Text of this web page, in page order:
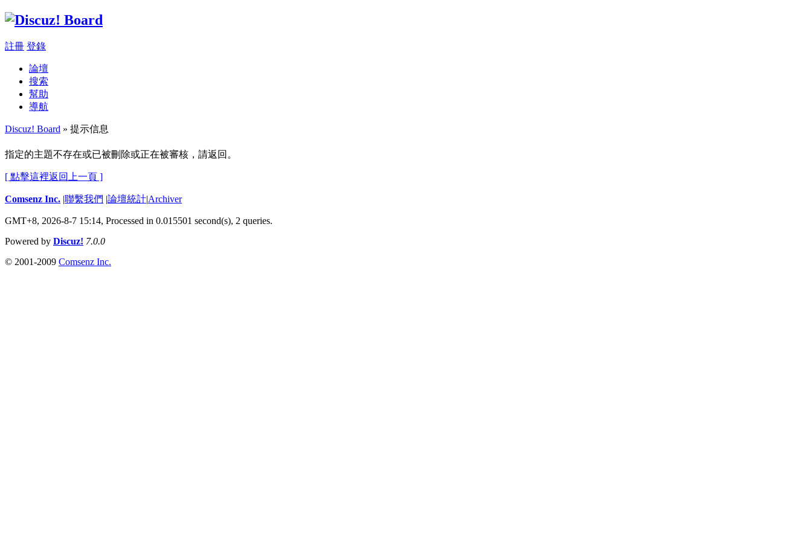
註冊 登錄
論壇
搜索
幫助
導航
Discuz! Board » 提示信息
指定的主題不存在或已被刪除或正在被審核，請返回。
[ 點擊這裡返回上一頁 ]
Comsenz Inc. |聯繫我們 |論壇統計|Archiver
GMT+8, 2026-8-7 15:14, Processed in 0.015501 second(s), 2 queries.
Powered by Discuz! 7.0.0
© 2001-2009 Comsenz Inc.